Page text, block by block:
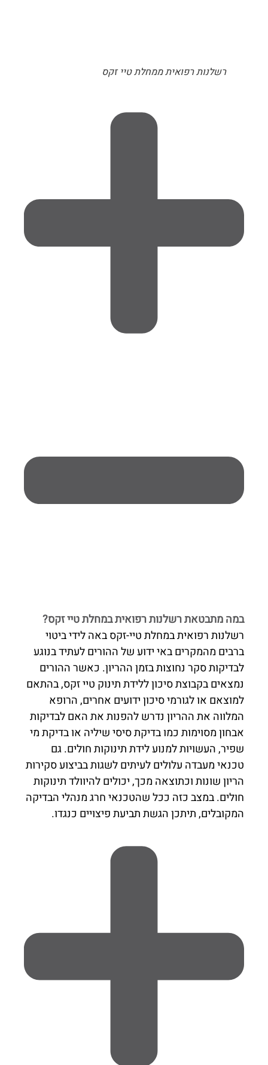
רשלנות רפואית ממחלת טיי זקס
במה מתבטאת רשלנות רפואית במחלת טיי זקס?
רשלנות רפואית במחלת טיי-זקס באה לידי ביטוי
ברבים מהמקרים באי ידוע של ההורים לעתיד בנוגע
לבדיקות סקר נחוצות בזמן ההריון. כאשר ההורים
נמצאים בקבוצת סיכון ללידת תינוק טיי זקס, בהתאם
למוצאם או לגורמי סיכון ידועים אחרים, הרופא
המלווה את ההריון נדרש להפנות את האם לבדיקות
אבחון מסוימות כמו בדיקת סיסי שיליה או בדיקת מי
שפיר, העשויות למנוע לידת תינוקות חולים. גם
טכנאי מעבדה עלולים לעיתים לשגות בביצוע סקירות
הריון שונות וכתוצאה מכך, יכולים להיוולד תינוקות
חולים. במצב כזה ככל שהטכנאי חרג מנהלי הבדיקה
המקובלים, תיתכן הגשת תביעת פיצויים כנגדו.